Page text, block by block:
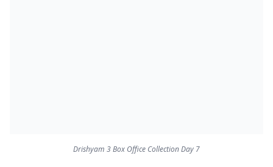
Drishyam 3 Box Office Collection Day 7